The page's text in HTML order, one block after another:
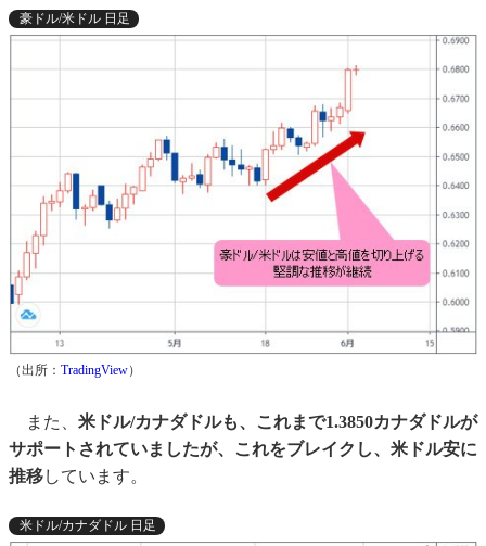
豪ドル/米ドル 日足
（出所： TradingView）
また、 米ドル/カナダドルも、これまで1.3850カナダドルが
サポートされていましたが、これをブレイクし、米ドル安に
推移しています。
米ドル/カナダドル 日足